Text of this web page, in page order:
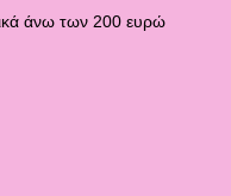
άνω των 200 ευρώ